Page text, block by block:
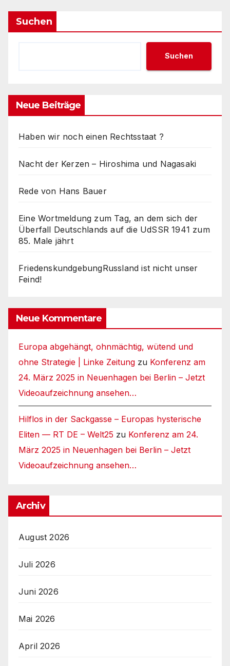
Suchen
Suchen
Neue Beiträge
Haben wir noch einen Rechtsstaat ?
Nacht der Kerzen – Hiroshima und Nagasaki
Rede von Hans Bauer
Eine Wortmeldung zum Tag, an dem sich der
Überfall Deutschlands auf die UdSSR 1941 zum
85. Male jährt
FriedenskundgebungRussland ist nicht unser
Feind!
Neue Kommentare
Europa abgehängt, ohnmächtig, wütend und
ohne Strategie | Linke Zeitung zu Konferenz am
24. März 2025 in Neuenhagen bei Berlin – Jetzt
Videoaufzeichnung ansehen…
Hilflos in der Sackgasse – Europas hysterische
Eliten — RT DE – Welt25 zu Konferenz am 24.
März 2025 in Neuenhagen bei Berlin – Jetzt
Videoaufzeichnung ansehen…
Archiv
August 2026
Juli 2026
Juni 2026
Mai 2026
April 2026